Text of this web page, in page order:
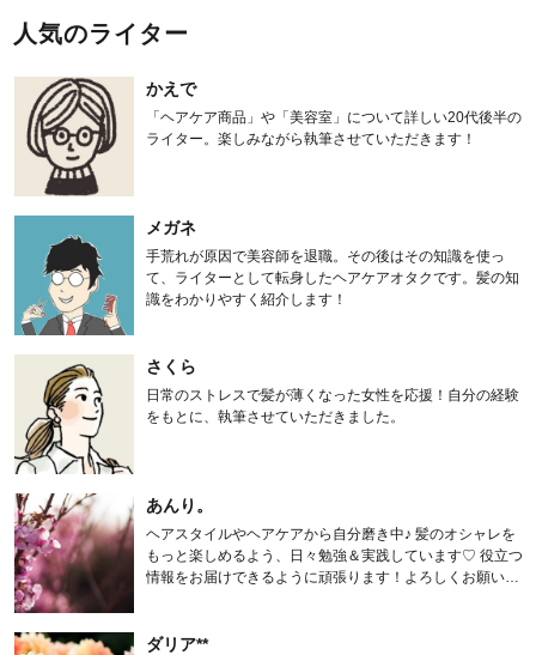
人気のライター
かえで
「ヘアケア商品」や「美容室」について詳しい20代後半の
ライター。楽しみながら執筆させていただきます！
メガネ
手荒れが原因で美容師を退職。その後はその知識を使っ
て、ライターとして転身したヘアケアオタクです。髪の知
識をわかりやすく紹介します！
さくら
日常のストレスで髪が薄くなった女性を応援！自分の経験
をもとに、執筆させていただきました。
あんり。
ヘアスタイルやヘアケアから自分磨き中♪ 髪のオシャレを
もっと楽しめるよう、日々勉強＆実践しています♡ 役立つ
情報をお届けできるように頑張ります！よろしくお願いし
ダリア**